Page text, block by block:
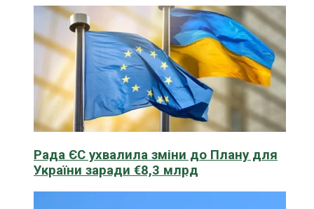
Рада ЄС ухвалила зміни до Плану для
України заради €8,3 млрд